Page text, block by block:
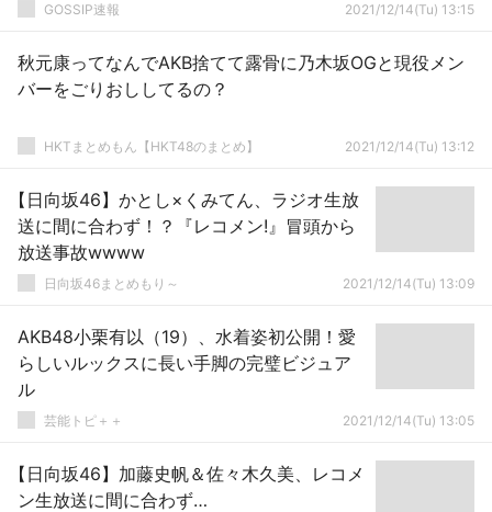
GOSSIP速報 2021/12/14(Tu) 13:15
秋元康ってなんでAKB捨てて露骨に乃木坂OGと現役メン
バーをごりおししてるの？
HKTまとめもん【HKT48のまとめ】 2021/12/14(Tu) 13:12
【日向坂46】かとし×くみてん、ラジオ生放
送に間に合わず！？『レコメン!』冒頭から
放送事故wwww
日向坂46まとめもり～ 2021/12/14(Tu) 13:09
AKB48小栗有以（19）、水着姿初公開！愛
らしいルックスに長い手脚の完璧ビジュア
ル
芸能トピ＋＋ 2021/12/14(Tu) 13:05
【日向坂46】加藤史帆＆佐々木久美、レコメ
ン生放送に間に合わず…